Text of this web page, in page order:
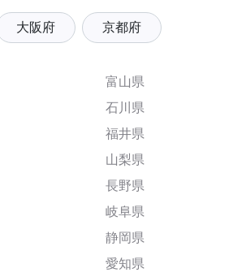
大阪府 京都府
富山県
石川県
福井県
山梨県
長野県
岐阜県
静岡県
愛知県